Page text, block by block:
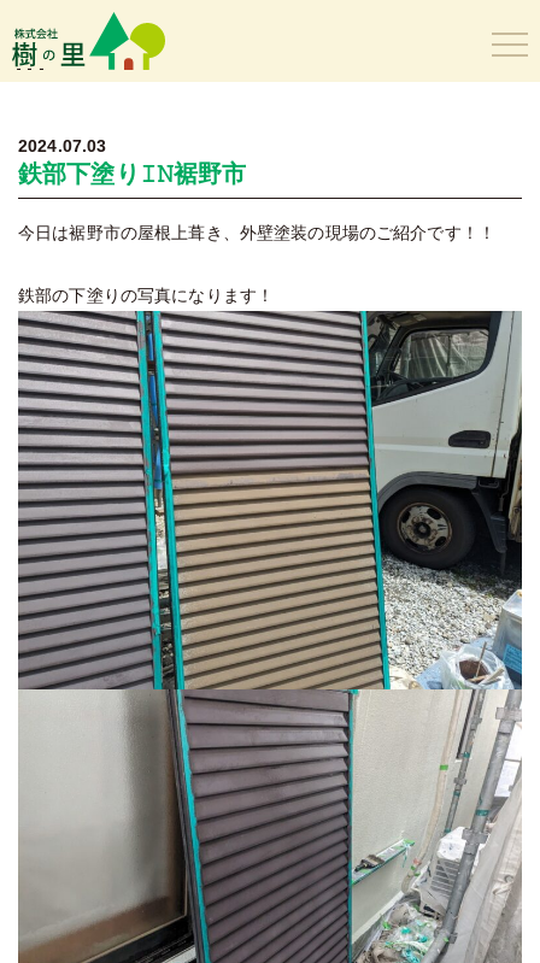
樹の里
2024.07.03
鉄部下塗り𝙸𝙽裾野市
今日は裾野市の屋根上葺き、外壁塗装の現場のご紹介です！！
鉄部の下塗りの写真になります！